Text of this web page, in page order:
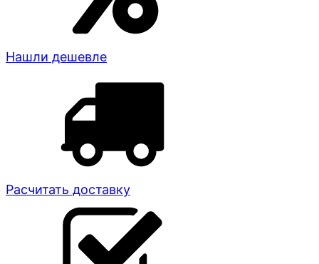
Нашли дешевле
Расчитать доставку